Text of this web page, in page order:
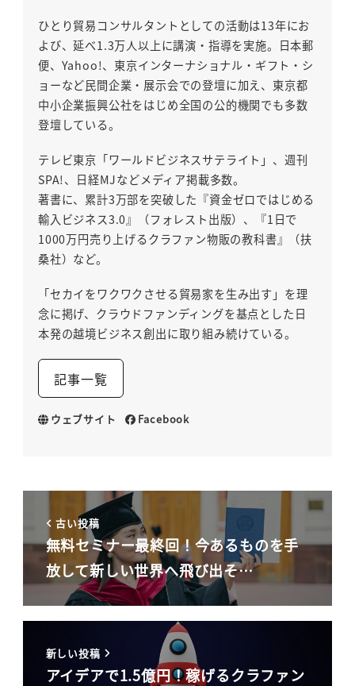
ひとり貿易コンサルタントとしての活動は13年にお
よび、延べ1.3万人以上に講演・指導を実施。日本郵
便、Yahoo!、東京インターナショナル・ギフト・シ
ョーなど民間企業・展示会での登壇に加え、東京都
中小企業振興公社をはじめ全国の公的機関でも多数
登壇している。
テレビ東京「ワールドビジネスサテライト」、週刊
SPA!、日経MJなどメディア掲載多数。
著書に、累計3万部を突破した『資金ゼロではじめる
輸入ビジネス3.0』（フォレスト出版）、『1日で
1000万円売り上げるクラファン物販の教科書』（扶
桑社）など。
「セカイをワクワクさせる貿易家を生み出す」を理
念に掲げ、クラウドファンディングを基点とした日
本発の越境ビジネス創出に取り組み続けている。
記事一覧
ウェブサイト Facebook
古い投稿
無料セミナー最終回！今あるものを手
放して新しい世界へ飛び出そ…
新しい投稿
アイデアで1.5億円！稼げるクラファン